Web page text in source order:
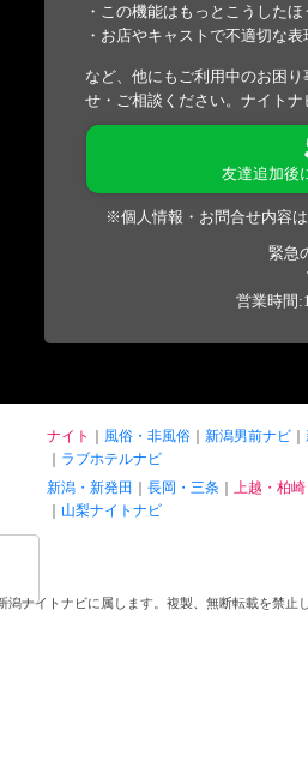
・この機能はもっとこうした
・お店やキャストで不適切な
など、他にもご利用中のお困
せ・ご相談ください。ナイト
友達追加後
※個人情報・お問合せ内容
緊急
営業時間
ナイト 風俗・非風俗 新潟男前ナビ
ラブホテルナビ
新潟・新発田
長岡・三条
上越・柏崎
山梨ナイトナビ
潟ナイトナビに属します。複製、無断転載を禁止